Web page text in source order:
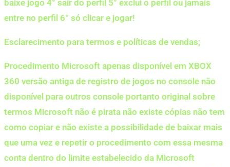
baixe jogo 4° sair do perfil 5° exclui o perfil ou jamais
entre no perfil 6° só clicar e jogar!
Esclarecimento para termos e políticas de vendas;
Procedimento Microsoft apenas disponível em XBOX
360 versão antiga de registro de jogos no console não
disponível para outros console portanto original sobre
termos Microsoft não é pirata não existe cópias não tem
como copiar e não existe a possibilidade de baixar mais
que uma vez e repetir o procedimento com essa mesma
conta dentro do limite estabelecido da Microsoft